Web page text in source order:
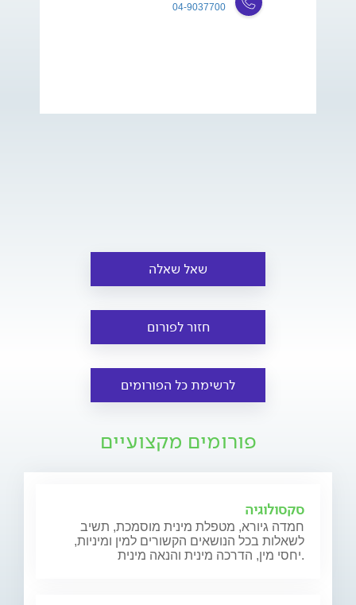
04-9037700
שאל שאלה
חזור לפורום
לרשימת כל הפורומים
פורומים מקצועיים
סקסולוגיה
חמדה גיורא, מטפלת מינית מוסמכת, תשיב
לשאלות בכל הנושאים הקשורים למין ומיניות,
יחסי מין, הדרכה מינית והנאה מינית.